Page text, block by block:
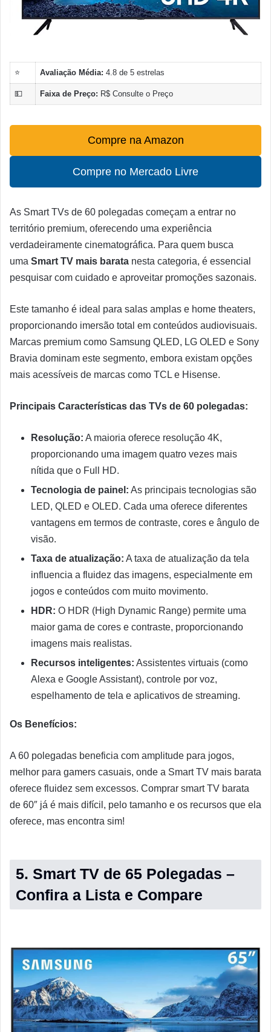
⭐ Avaliação Média: 4.8 de 5 estrelas
💵 Faixa de Preço: R$ Consulte o Preço
Compre na Amazon
Compre no Mercado Livre
As Smart TVs de 60 polegadas começam a entrar no
território premium, oferecendo uma experiência
verdadeiramente cinematográfica. Para quem busca
uma Smart TV mais barata nesta categoria, é essencial
pesquisar com cuidado e aproveitar promoções sazonais.
Este tamanho é ideal para salas amplas e home theaters,
proporcionando imersão total em conteúdos audiovisuais.
Marcas premium como Samsung QLED, LG OLED e Sony
Bravia dominam este segmento, embora existam opções
mais acessíveis de marcas como TCL e Hisense.
Principais Características das TVs de 60 polegadas:
Resolução: A maioria oferece resolução 4K,
proporcionando uma imagem quatro vezes mais
nítida que o Full HD.
Tecnologia de painel: As principais tecnologias são
LED, QLED e OLED. Cada uma oferece diferentes
vantagens em termos de contraste, cores e ângulo de
visão.
Taxa de atualização: A taxa de atualização da tela
influencia a fluidez das imagens, especialmente em
jogos e conteúdos com muito movimento.
HDR: O HDR (High Dynamic Range) permite uma
maior gama de cores e contraste, proporcionando
imagens mais realistas.
Recursos inteligentes: Assistentes virtuais (como
Alexa e Google Assistant), controle por voz,
espelhamento de tela e aplicativos de streaming.
Os Benefícios:
A 60 polegadas beneficia com amplitude para jogos,
melhor para gamers casuais, onde a Smart TV mais barata
oferece fluidez sem excessos. Comprar smart TV barata
de 60″ já é mais difícil, pelo tamanho e os recursos que ela
oferece, mas encontra sim!
5. Smart TV de 65 Polegadas –
Confira a Lista e Compare